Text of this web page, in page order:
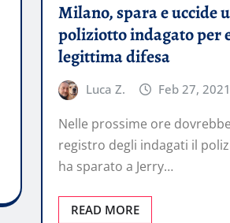
Milano, spara e uccide
poliziotto indagato per
legittima difesa
Luca Z. Feb 27, 2021
Nelle prossime ore
registro degli indagati il
ha sparato a Jerry…
READ MORE